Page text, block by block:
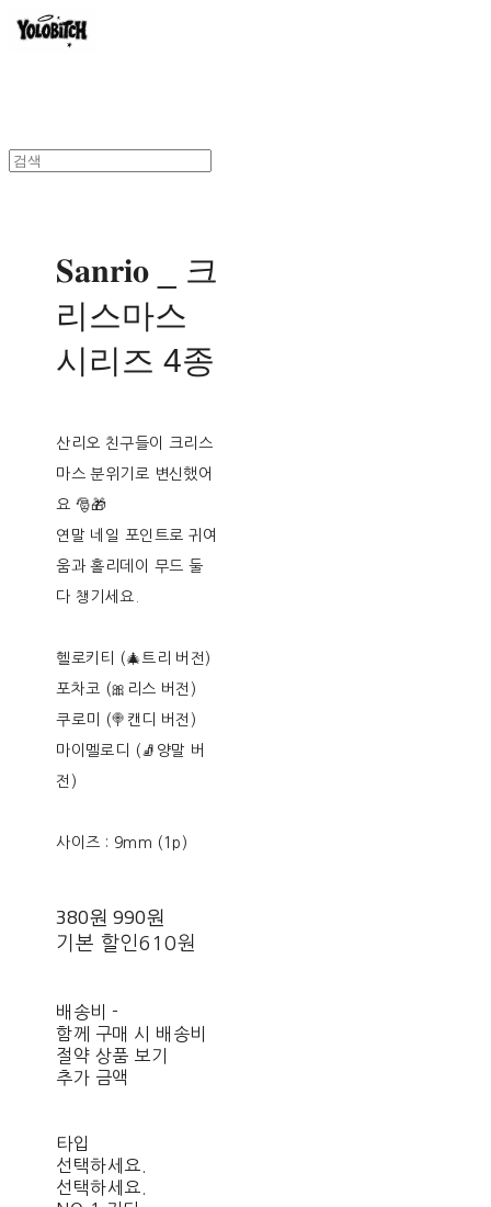
𝐒𝐚𝐧𝐫𝐢𝐨 _ 크
리스마스
시리즈 4종
산리오 친구들이 크리스
마스 분위기로 변신했어
요 🎅🎁
연말 네일 포인트로 귀여
움과 홀리데이 무드 둘
다 챙기세요.
헬로키티 (🎄트리 버전)
포차코 (🎀리스 버전)
쿠로미 (🍭캔디 버전)
마이멜로디 (🧦양말 버
전)
사이즈 : 9mm (1p)
380원990원
기본 할인610원
배송비 -
함께 구매 시 배송비
절약 상품 보기
추가 금액
타입
선택하세요.
선택하세요.